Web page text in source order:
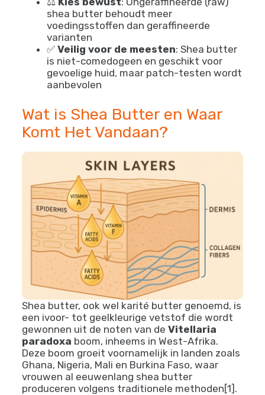
shea butter behoudt meer
voedingsstoffen dan geraffineerde
varianten
✅Veilig voor de meesten: Shea butter
is niet-comedogeen en geschikt voor
gevoelige huid, maar patch-testen wordt
aanbevolen
Wat is Shea Butter en Waar
Komt Het Vandaan?
Shea butter, ook wel karité butter genoemd, is
een ivoor- tot geelkleurige vetstof die wordt
gewonnen uit de noten van de Vitellaria
paradoxa boom, inheems in West-Afrika.
Deze boom groeit voornamelijk in landen zoals
Ghana, Nigeria, Mali en Burkina Faso, waar
vrouwen al eeuwenlang shea butter
produceren volgens traditionele methoden[1].